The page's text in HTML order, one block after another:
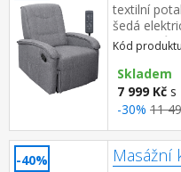
textilní
šedá
programů,
masáže
Kód
Skladem
7 999 Kč s
-30% 11
-40% Masážní